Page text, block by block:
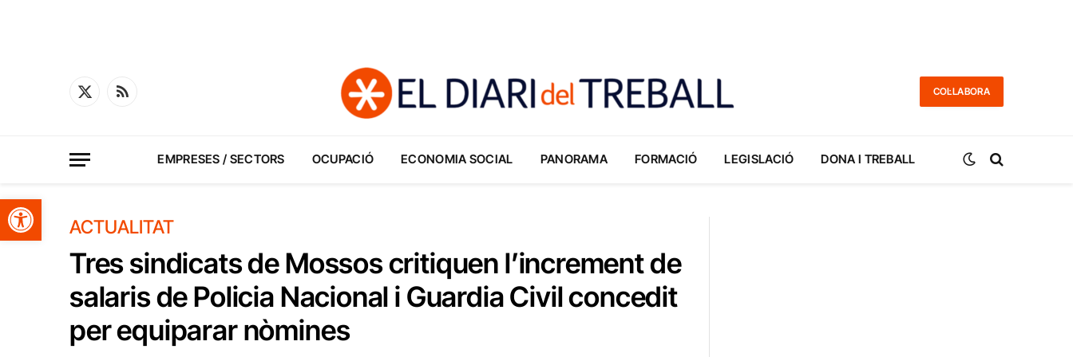
Obre la barra d'eines
X
RSS
COL·LABORA
EMPRESES / SECTORS OCUPACIÓ ECONOMIA SOCIAL PANORAMA FORMACIÓ LEGISLACIÓ DONA I TREBALL
ACTUALITAT
Tres sindicats de Mossos critiquen l’increment de
salaris de Policia Nacional i Guardia Civil concedit
per equiparar nòmines